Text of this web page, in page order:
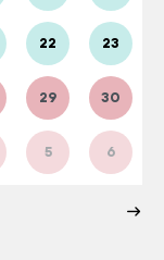
22 23
29 30
5 6